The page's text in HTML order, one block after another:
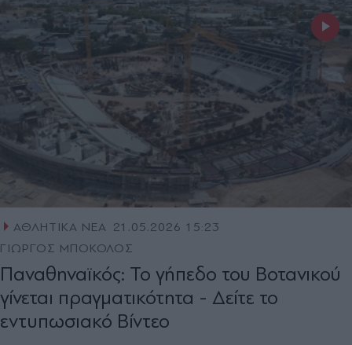
ΑΘΛΗΤΙΚΑ ΝΕΑ 21.05.2026 15:23
ΓΙΩΡΓΟΣ ΜΠΟΚΟΛΟΣ
Παναθηναϊκός: Το γήπεδο του Βοτανικού
γίνεται πραγματικότητα - Δείτε το
εντυπωσιακό Βίντεο